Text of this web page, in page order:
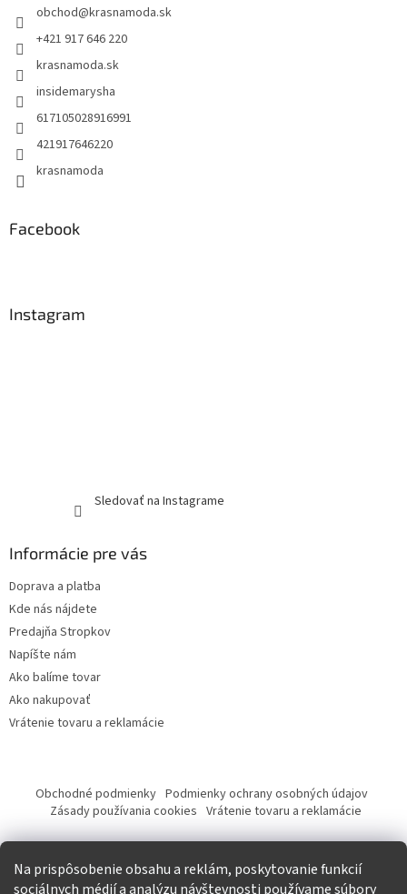
Na prispôsobenie obsahu a reklám, poskytovanie funkcií
sociálnych médií a analýzu návštevnosti používame súbory
obchod@krasnamoda.sk
+421 917 646 220
krasnamoda.sk
insidemarysha
617105028916991
421917646220
krasnamoda
Facebook
Instagram
Sledovať na Instagrame
Informácie pre vás
Doprava a platba
Kde nás nájdete
Predajňa Stropkov
Napíšte nám
Ako balíme tovar
Ako nakupovať
Vrátenie tovaru a reklamácie
Obchodné podmienky Podmienky ochrany osobných údajov
Zásady používania cookies Vrátenie tovaru a reklamácie
Tvorba eshopu a SEO optimalizácia